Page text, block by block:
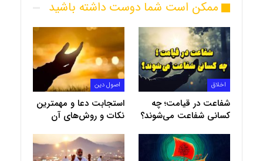
ممکن است شما دوست داشته باشید
اخلاق
شفاعت در قیامت؛ چه
کسانی شفاعت می‌شوند؟
اصول دین
استجابت دعا و مهمترین
نکات و روش‌های آن